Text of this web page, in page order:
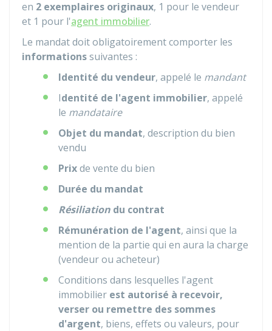
en 2 exemplaires originaux, 1 pour le vendeur
et 1 pour l'agent immobilier.
Le mandat doit obligatoirement comporter les
informationssuivantes :
Identité du vendeur, appelé le mandant
Identité de l'agent immobilier, appelé
le mandataire
Objet du mandat, description du bien
vendu
Prixde vente du bien
Durée du mandat
Résiliation du contrat
Rémunération de l'agent, ainsi que la
mention de la partie qui en aura la charge
(vendeur ou acheteur)
Conditions dans lesquelles l'agent
immobilier est autorisé à recevoir,
verser ou remettre des sommes
d'argent, biens, effets ou valeurs, pour